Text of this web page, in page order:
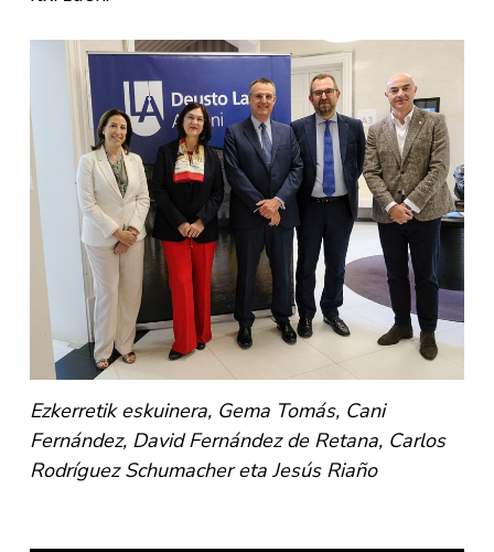
Ezkerretik eskuinera, Gema Tomás, Cani
Fernández, David Fernández de Retana, Carlos
Rodríguez Schumacher eta Jesús Riaño